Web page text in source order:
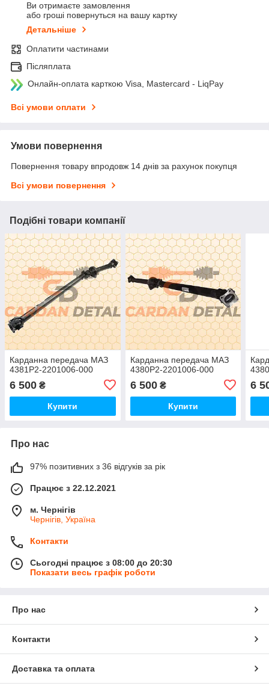
Ви отримаєте замовлення
або гроші повернуться на вашу картку
Детальніше
Оплатити частинами
Післяплата
Онлайн-оплата карткою Visa, Mastercard - LiqPay
Всі умови оплати
Умови повернення
Повернення товару впродовж 14 днів за рахунок покупця
Всі умови повернення
Подібні товари компанії
Карданна передача МАЗ
4381Р2-2201006-000
6 500 ₴
Купити
Карданна передача МАЗ
4380Р2-2201006-000
6 500₴
Купити
6
Про нас
97% позитивних з 36 відгуків за рік
Працює з 22.12.2021
м. Чернігів
Чернігів, Україна
Контакти
Сьогодні працює з 08:00 до 20:30
Показати весь графік роботи
Про нас
Контакти
Доставка та оплата